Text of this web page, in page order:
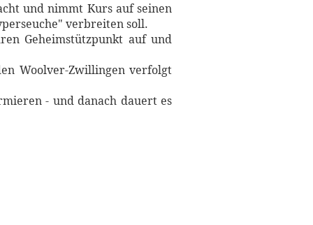
und nimmt Kurs auf seinen
verbreiten soll.
Geheimstützpunkt auf und
Woolver-Zwillingen verfolgt
- und danach dauert es